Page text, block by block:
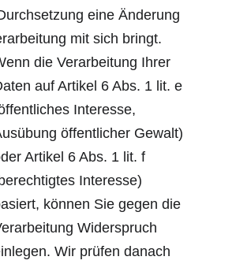
eine Änderung
mit sich bringt.
die Verarbeitung Ihrer
auf Artikel 6 Abs. 1 lit. e
Interesse,
öffentlicher Gewalt)
Artikel 6 Abs. 1 lit. f
Interesse)
können Sie gegen die
Widerspruch
Wir prüfen danach